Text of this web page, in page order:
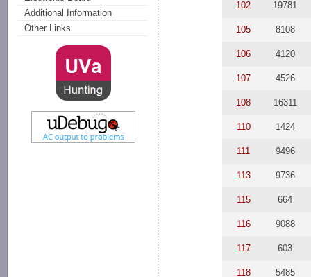
Additional Information
Other Links
102 19781
105 8108
106 4120
107 4526
108 16311
110 1424
111 9496
113 9736
115 664
116 9088
117 603
118 5485